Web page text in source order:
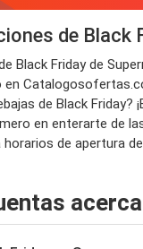
de Black
Black Friday de
en
de Black
en enterarte de
de apertura